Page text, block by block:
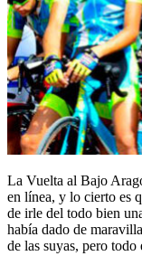
La Vuelta al Bajo
en línea, y lo cierto es
de irle del todo bien
había dado de
de las suyas, pero